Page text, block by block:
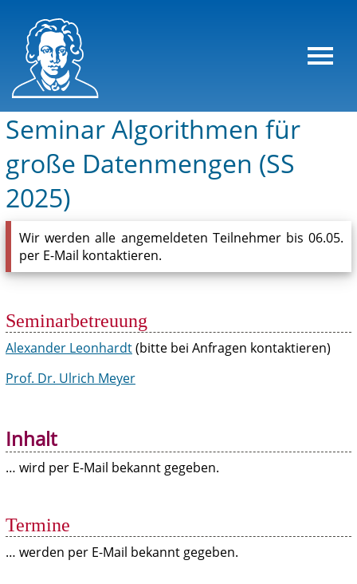
Seminar Algorithmen für
große Datenmengen (SS
2025)
Wir werden alle angemeldeten Teilnehmer bis 06.05.
per E-Mail kontaktieren.
Seminarbetreuung
Alexander Leonhardt(bitte bei Anfragen kontaktieren)
Prof. Dr. Ulrich Meyer
Inhalt
… wird per E-Mail bekannt gegeben.
Termine
… werden per E-Mail bekannt gegeben.